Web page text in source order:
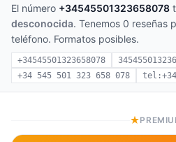
El número +34545501323658078
desconocida. Tenemos 0 reseñas
teléfono. Formatos posibles.
+34545501323658078
+34 545 501 323 658 078